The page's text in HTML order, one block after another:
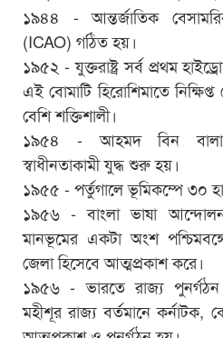
১৯৪৪ - আন্তর্জাতিক
(ICAO) গঠিত হয়।
১৯৫২ - যুক্তরাষ্ট্র সর্ব প্রথম
এই বোমাটি হিরোশিমাতে
বেশি শক্তিশালী।
১৯৫৪ - আহমদ বিন
স্বাধীনতাকামী যুদ্ধ শুরু হয়।
১৯৫৫ - পর্তুগালে ভূমিকম্পে ৩০
১৯৫৬ - বাংলা ভাষা
মানভূমের একটা অংশ
জেলা হিসেবে আত্মপ্রকাশ করে।
১৯৫৬ - ভারতে রাজ্য
মহীশূর রাজ্য বর্তমানে কর্নাটক,